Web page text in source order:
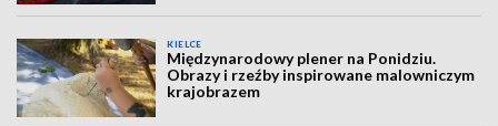
KIELCE
Międzynarodowy plener na Ponidziu.
Obrazy i rzeźby inspirowane malowniczym
krajobrazem